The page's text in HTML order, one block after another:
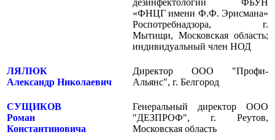
дезинфектологии ФБУН
«ФНЦГ имени Ф.Ф. Эрисмана»
Роспотребнадзора, г.
Мытищи, Московская область;
индивидуальный член НОД
ЛЯЛЮК
Александр Николаевич
Директор ООО "Профи-
Альянс", г. Белгород
СУЩИКОВ
Роман
Константиновича
Генеральный директор ООО
"ДЕЗПРОФ", г. Реутов,
Московская область